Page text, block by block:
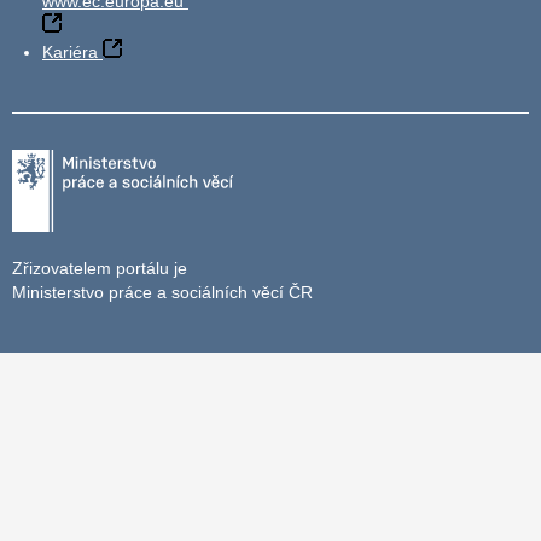
Kariéra
Zřizovatelem portálu je
Ministerstvo práce a sociálních věcí ČR